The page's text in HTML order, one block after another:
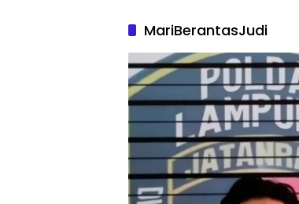
MariBerantasJudi